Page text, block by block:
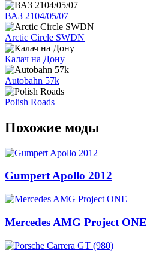
ВАЗ 2104/05/07
Arctic Circle SWDN
Калач на Дону
Autobahn 57k
Polish Roads
Похожие моды
Gumpert Apollo 2012
Mercedes AMG Project ONE